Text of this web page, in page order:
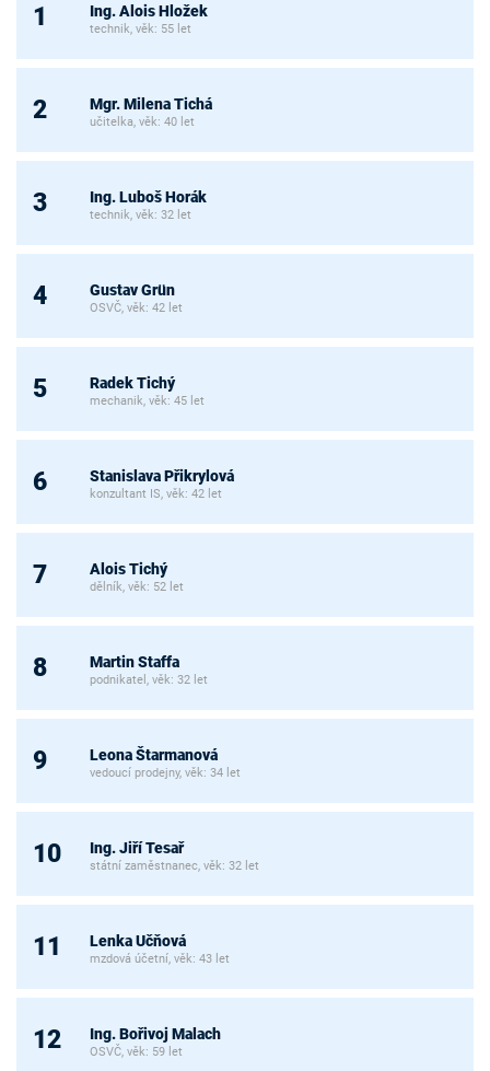
1 Ing. Alois Hložek
technik, věk: 55 let
2 Mgr. Milena Tichá
učitelka, věk: 40 let
3 Ing. Luboš Horák
technik, věk: 32 let
4 Gustav Grün
OSVČ, věk: 42 let
5 Radek Tichý
mechanik, věk: 45 let
6 Stanislava Přikrylová
konzultant IS, věk: 42 let
7 Alois Tichý
dělník, věk: 52 let
8 Martin Staffa
podnikatel, věk: 32 let
9 Leona Štarmanová
vedoucí prodejny, věk: 34 let
10 Ing. Jiří Tesař
státní zaměstnanec, věk: 32 let
11 Lenka Učňová
mzdová účetní, věk: 43 let
12 Ing. Bořivoj Malach
OSVČ, věk: 59 let